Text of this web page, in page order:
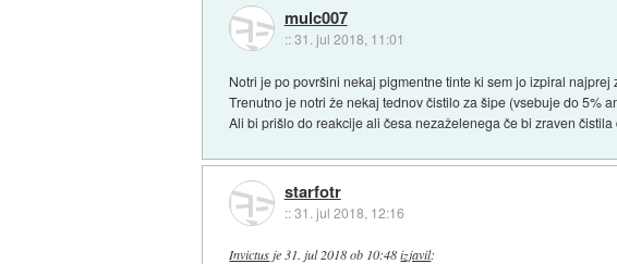
mulc007
::31. jul 2018, 11:01
Notri je po površini nekaj pigmentne tinte ki sem jo izpiral
Trenutno je notri že nekaj tednov čistilo za šipe (vsebuje do 5%
Ali bi prišlo do reakcije ali česa nezaželenega če bi zraven
starfotr
::31. jul 2018, 12:16
Invictus je 31. jul 2018 ob 10:48 izjavil: